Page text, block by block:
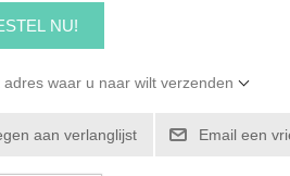
NU!
adres waar u naar wilt verzenden
aan verlanglijst Email een